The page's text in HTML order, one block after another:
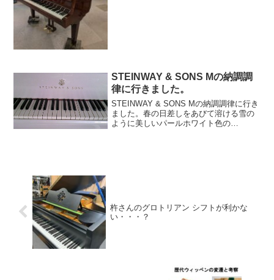
STEINWAY & SONS Mの納調調
律に行きました。
STEINWAY & SONS Mの納調調律に行き
ました。春の日差しをあびて溶ける雪の
ように美しいパールホワイト色の
杵さんのグロトリアン シフトが利かな
い・・・？